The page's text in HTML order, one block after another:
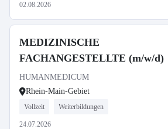
02.08.2026
MEDIZINISCHE
FACHANGESTELLTE (m/w/d)
HUMANMEDICUM
Rhein-Main-Gebiet
Vollzeit Weiterbildungen
24.07.2026